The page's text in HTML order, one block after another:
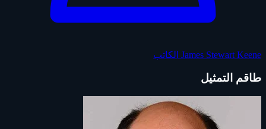
James Stewart Keene الكاتب
طاقم التمثيل